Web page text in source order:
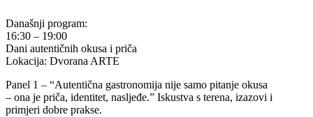
Današnji program:
16:30 – 19:00
Dani autentičnih okusa i priča
Lokacija: Dvorana ARTE
Panel 1 – “Autentična gastronomija nije samo pitanje okusa
– ona je priča, identitet, nasljeđe.” Iskustva s terena, izazovi i
primjeri dobre prakse.